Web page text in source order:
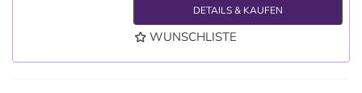
DETAILS & KAUFEN
WUNSCHLISTE